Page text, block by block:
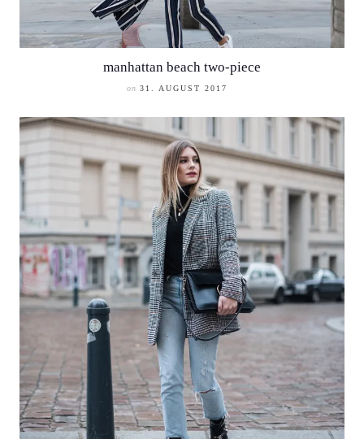
manhattan beach two-piece
on 31. AUGUST 2017